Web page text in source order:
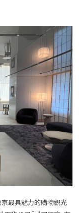
京最具魅力的購物觀光